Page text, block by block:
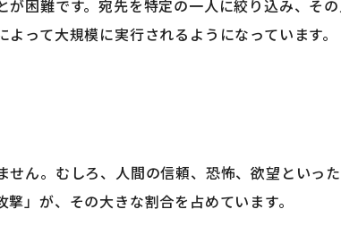
困難です。宛先を特定の一人に絞り込み、そ
って大規模に実行されるようになっています。
ん。むしろ、人間の信頼、恐怖、欲望といっ
」が、その大きな割合を占めています。